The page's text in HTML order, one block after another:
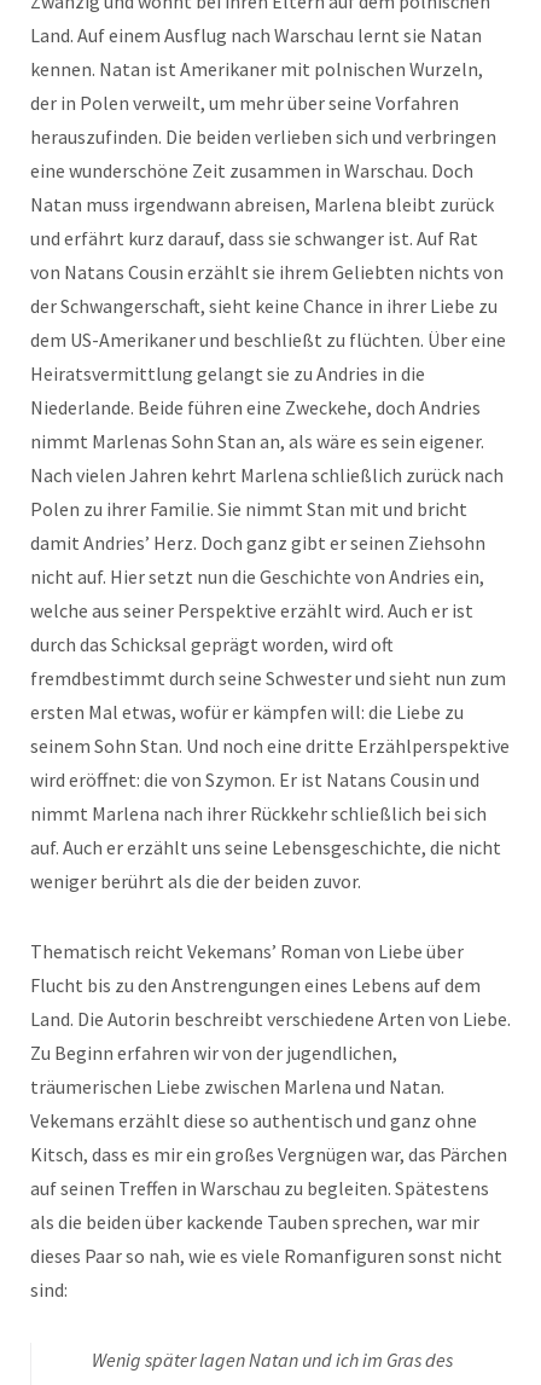
Land. Auf einem Ausflug nach Warschau lernt sie Natan
kennen. Natan ist Amerikaner mit polnischen Wurzeln,
der in Polen verweilt, um mehr über seine Vorfahren
herauszufinden. Die beiden verlieben sich und verbringen
eine wunderschöne Zeit zusammen in Warschau. Doch
Natan muss irgendwann abreisen, Marlena bleibt zurück
und erfährt kurz darauf, dass sie schwanger ist. Auf Rat
von Natans Cousin erzählt sie ihrem Geliebten nichts von
der Schwangerschaft, sieht keine Chance in ihrer Liebe zu
dem US-Amerikaner und beschließt zu flüchten. Über eine
Heiratsvermittlung gelangt sie zu Andries in die
Niederlande. Beide führen eine Zweckehe, doch Andries
nimmt Marlenas Sohn Stan an, als wäre es sein eigener.
Nach vielen Jahren kehrt Marlena schließlich zurück nach
Polen zu ihrer Familie. Sie nimmt Stan mit und bricht
damit Andries’ Herz. Doch ganz gibt er seinen Ziehsohn
nicht auf. Hier setzt nun die Geschichte von Andries ein,
welche aus seiner Perspektive erzählt wird. Auch er ist
durch das Schicksal geprägt worden, wird oft
fremdbestimmt durch seine Schwester und sieht nun zum
ersten Mal etwas, wofür er kämpfen will: die Liebe zu
seinem Sohn Stan. Und noch eine dritte Erzählperspektive
wird eröffnet: die von Szymon. Er ist Natans Cousin und
nimmt Marlena nach ihrer Rückkehr schließlich bei sich
auf. Auch er erzählt uns seine Lebensgeschichte, die nicht
weniger berührt als die der beiden zuvor.
Thematisch reicht Vekemans’ Roman von Liebe über
Flucht bis zu den Anstrengungen eines Lebens auf dem
Land. Die Autorin beschreibt verschiedene Arten von Liebe.
Zu Beginn erfahren wir von der jugendlichen,
träumerischen Liebe zwischen Marlena und Natan.
Vekemans erzählt diese so authentisch und ganz ohne
Kitsch, dass es mir ein großes Vergnügen war, das Pärchen
auf seinen Treffen in Warschau zu begleiten. Spätestens
als die beiden über kackende Tauben sprechen, war mir
dieses Paar so nah, wie es viele Romanfiguren sonst nicht
sind:
Wenig später lagen Natan und ich im Gras des